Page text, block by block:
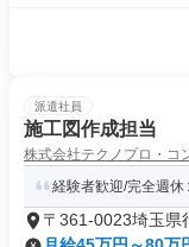
派遣社員
施工図作成担当
株式会社テクノプロ・コ
経験者歓迎/完全週
〒361-0023埼玉県